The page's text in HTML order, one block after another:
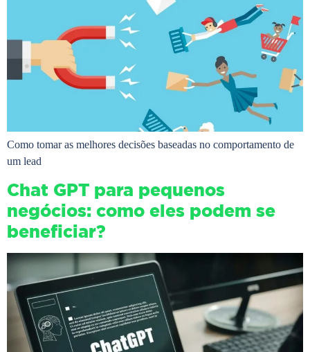
Como tomar as melhores decisões baseadas no comportamento de
um lead
Chat GPT para pequenos
negócios: como eles podem se
beneficiar?